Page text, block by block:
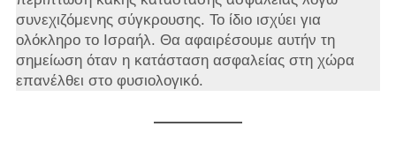
συνεχιζόμενης σύγκρουσης. Το ίδιο ισχύει για
ολόκληρο το Ισραήλ. Θα αφαιρέσουμε αυτήν τη
σημείωση όταν η κατάσταση ασφαλείας στη χώρα
επανέλθει στο φυσιολογικό.